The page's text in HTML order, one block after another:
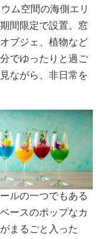
ム空間の海側エリ
間限定で設置。窓
ブジェ、植物など
でゆったりと過ご
ながら、非日常を
ルの一つでもある
ースのポップなカ
まるごと入った